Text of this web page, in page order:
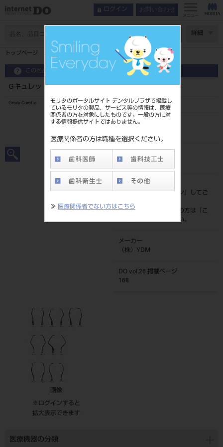
モリタのポータルサイト デンタルプラザで掲載し
ているモリタの製品、サービス等の情報は、医療
関係者の方を対象にしたものです。一般の方に対
する情報提供サイトではありません。
医療関係者の方は職種を選択ください。
≫ 医療関係者でない方はこちら
ログイン お問い合わせ
メニュー
詳細
トップページ Gキュレット ポイント式 3本入 ＃G7
この商品に関するお問い合わせ
Gキュレット ポイント式 3本入 ＃G7
Gracy Curette
品目コード
4963931233076
標準価格
価格の確認は『ログイン
』してご
ネット会員登録がまだの方は『
こ
ちら』より登録ください。
メーカー
（株）YDM
DO vol.26 掲載ページ
168
画像
※ログインすると
拡大表示できます
医療機器の分類